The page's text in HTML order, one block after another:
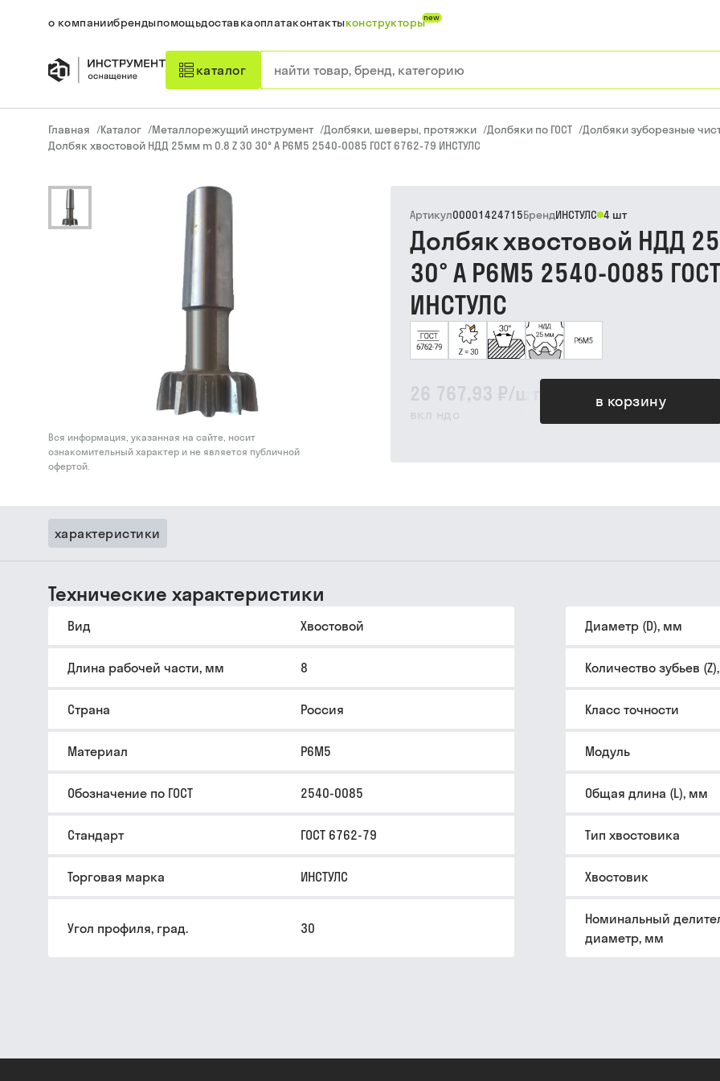
о компаниибрендыпомощьдоставкаоплатаконтактыконструкторыnew
каталог
Главная /Каталог /Металлорежущий инструмент /Долбяки, шеверы, протяжки /Долбяки по ГОСТ /Долбяки зуборезные
Долбяк хвостовой НДД 25мм m 0.8 Z 30 30° А Р6М5 2540-0085 ГОСТ 6762-79 ИНСТУЛС
Вся информация, указанная на сайте, носит
ознакомительный характер и не является публичной
офертой.
26 767,93 ₽/шт
вкл ндс
в корзину
Артикул00001424715БрендИНСТУЛС 4 шт
Долбяк хвостовой НДД
30° А Р6М5 2540-0085
ИНСТУЛС
характеристики
Технические характеристики
Вид Хвостовой Диаметр (D), мм
Длина рабочей части, мм 8 Количество зубьев
Страна Россия Класс точности
Материал Р6М5 Модуль
Обозначение по ГОСТ 2540-0085 Общая длина (L), мм
Стандарт ГОСТ 6762-79 Тип хвостовика
Торговая марка ИНСТУЛС Хвостовик
Угол профиля, град. 30
Номинальный
диаметр, мм